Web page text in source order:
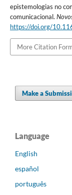
epistemologias no
comunicacional.
https://doi.org/
More Citation
Make a
Language
English
español
português